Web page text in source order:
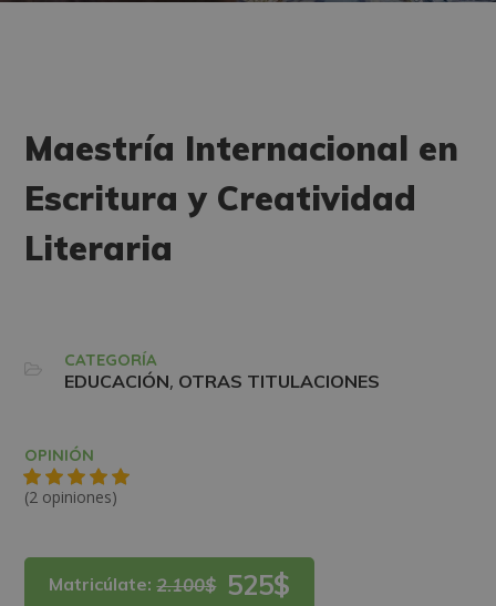
Maestría Internacional en
Escritura y Creatividad
Literaria
CATEGORÍA
EDUCACIÓN, OTRAS TITULACIONES
OPINIÓN
(2 opiniones)
Matricúlate:2.100$ 525$